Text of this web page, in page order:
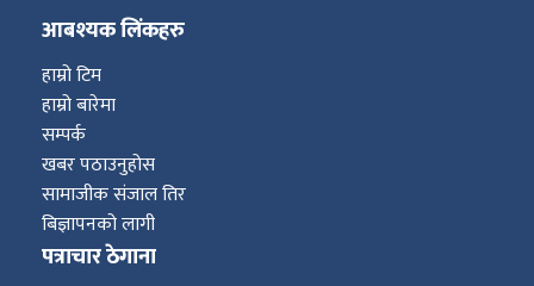
आबश्यक लिंकहरु
हाम्रो टिम
हाम्रो बारेमा
सम्पर्क
खबर पठाउनुहोस
सामाजीक संजाल तिर
बिज्ञापनको लागी
पत्राचार ठेगाना